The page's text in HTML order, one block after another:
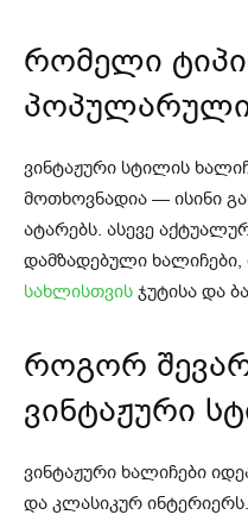
რომელი
პოპულარული
ვინტაჟური სტილის
მოთხოვნადია — ისინი
ატარებს. ასევე
დამზადებული
სახლისთვის ჯუტისა და
როგორ
ვინტაჟური
ვინტაჟური ხალიჩები
და კლასიკურ